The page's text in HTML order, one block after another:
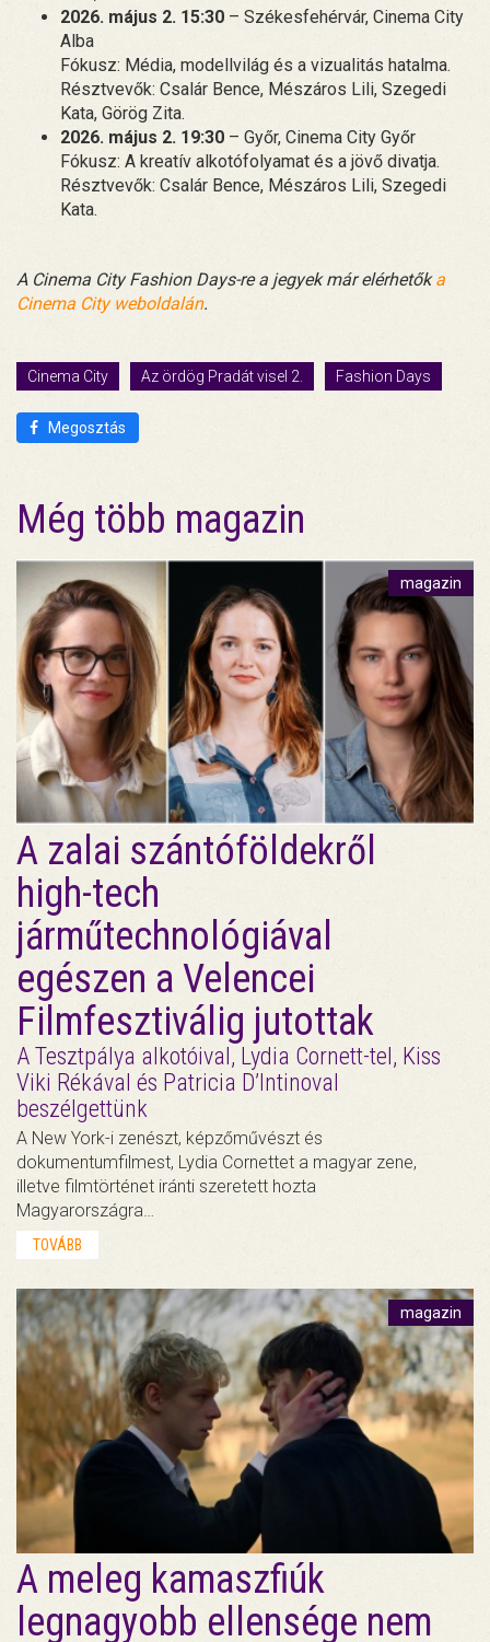
2026. május 2. 15:30 – Székesfehérvár, Cinema City
Alba
Fókusz: Média, modellvilág és a vizualitás hatalma.
Résztvevők: Csalár Bence, Mészáros Lili, Szegedi
Kata, Görög Zita.
2026. május 2. 19:30 – Győr, Cinema City Győr
Fókusz: A kreatív alkotófolyamat és a jövő divatja.
Résztvevők: Csalár Bence, Mészáros Lili, Szegedi
Kata.
A Cinema City Fashion Days-re a jegyek már elérhetőka
Cinema City weboldalán.
Cinema City Az ördög Pradát visel 2. Fashion Days
Megosztás
Még több magazin
magazin
A zalai szántóföldekről
high-tech
járműtechnológiával
egészen a Velencei
Filmfesztiválig jutottak
A Tesztpálya alkotóival, Lydia Cornett-tel, Kiss
Viki Rékával és Patricia D’Intinoval
beszélgettünk
A New York-i zenészt, képzőművészt és
dokumentumfilmest, Lydia Cornettet a magyar zene,
illetve filmtörténet iránti szeretett hozta
Magyarországra…
TOVÁBB
magazin
A meleg kamaszfiúk
legnagyobb ellensége nem